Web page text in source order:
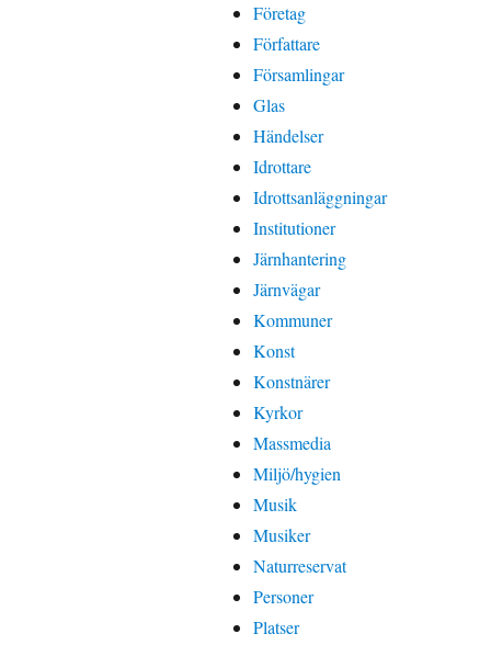
Företag
Författare
Församlingar
Glas
Händelser
Idrottare
Idrottsanläggningar
Institutioner
Järnhantering
Järnvägar
Kommuner
Konst
Konstnärer
Kyrkor
Massmedia
Miljö/hygien
Musik
Musiker
Naturreservat
Personer
Platser